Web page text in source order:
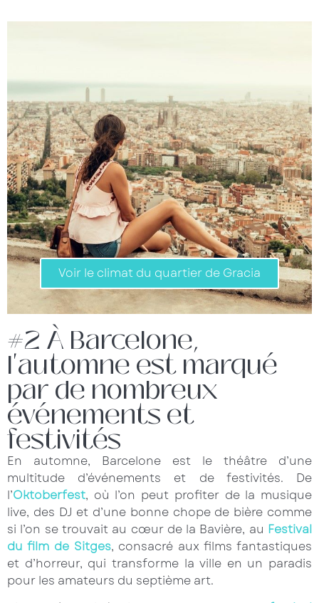
Voir le climat du quartier de Gracia
#2 À Barcelone,
l'automne est marqué
par de nombreux
événements et
festivités
En automne, Barcelone est le théâtre d’une
multitude d’événements et de festivités. De
l’Oktoberfest, où l’on peut profiter de la musique
live, des DJ et d’une bonne chope de bière comme
si l’on se trouvait au cœur de la Bavière, au Festival
du film de Sitges, consacré aux films fantastiques
et d’horreur, qui transforme la ville en un paradis
pour les amateurs du septième art.